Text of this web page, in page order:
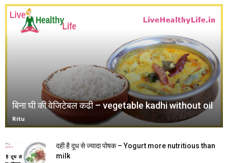
बिना घी की वेजिटेबल कढी – vegetable kadhi without oil
Ritu
दही है दूध से ज्यादा पोषक – Yogurt more nutritious than
milk